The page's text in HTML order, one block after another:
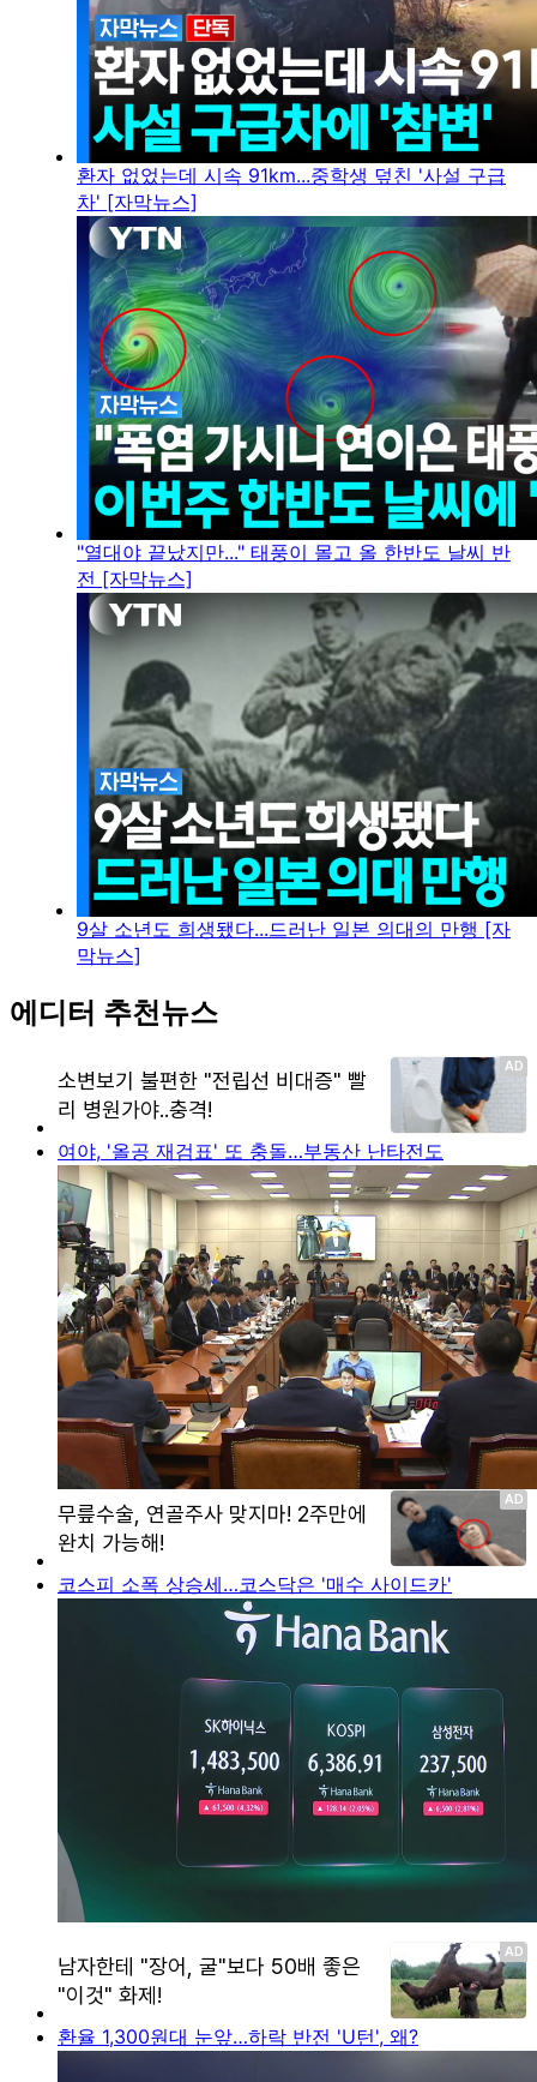
환자 없었는데 시속 91km...중학생 덮친 '사설 구급
차' [자막뉴스]
"열대야 끝났지만..." 태풍이 몰고 올 한반도 날씨 반
전 [자막뉴스]
9살 소년도 희생됐다...드러난 일본 의대의 만행 [자
막뉴스]
에디터 추천뉴스
여야, '올공 재검표' 또 충돌…부동산 난타전도
코스피 소폭 상승세…코스닥은 '매수 사이드카'
환율 1,300원대 눈앞…하락 반전 'U턴', 왜?